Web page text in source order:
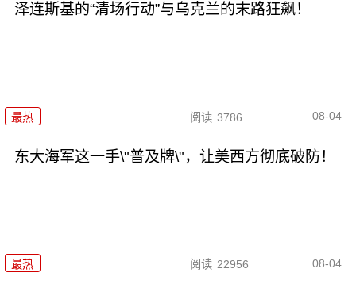
泽连斯基的“清场行动”与乌克兰的末路狂飙！
最热 阅读 3786 08-04
东大海军这一手\"普及牌\"，让美西方彻底破防！
最热 阅读 22956 08-04